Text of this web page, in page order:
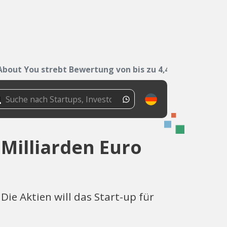
You strebt Bewertung von bis zu 4,4...
Euro
Aktien will das Start-up für